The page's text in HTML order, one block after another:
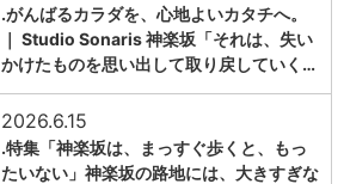
.がんばるカラダを、心地よいカタチへ。
｜ Studio Sonaris 神楽坂「それは、失い
かけたものを思い出して取り戻していく…
2026.6.15
.特集「神楽坂は、まっすぐ歩くと、もっ
たいない」神楽坂の路地には、大きすぎな